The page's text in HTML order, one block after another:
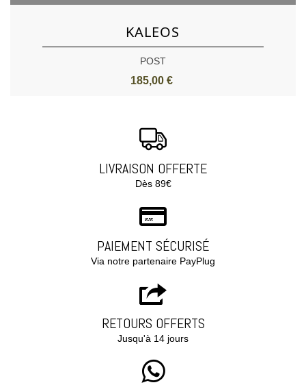
KALEOS
POST
185,00 €
LIVRAISON OFFERTE
Dès 89€
PAIEMENT SÉCURISÉ
Via notre partenaire PayPlug
RETOURS OFFERTS
Jusqu'à 14 jours